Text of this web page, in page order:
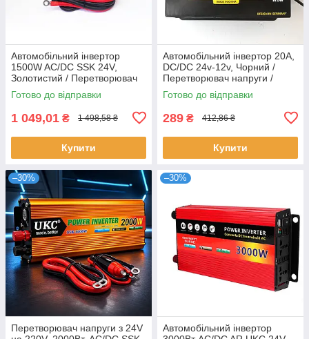
Автомобільний інвертор
1500W AC/DC SSK 24V,
Золотистий / Перетворювач
напруги в авто
Готово до відправки
1 049,01 ₴ 1 498,58 ₴
Купити
Автомобільний інвертор 20A,
DC/DC 24v-12v, Чорний /
Перетворювач напруги /
Автоінвертор
Готово до відправки
289 ₴ 412,86 ₴
Купити
–30%
Перетворювач напруги з 24V
–30%
Автомобільний інвертор